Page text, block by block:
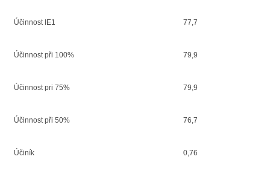
Účinnost IE1 77,7
Účinnost při 100% 79,9
Účinnost pri 75% 79,9
Účinnost při 50% 76,7
Účiník 0,76